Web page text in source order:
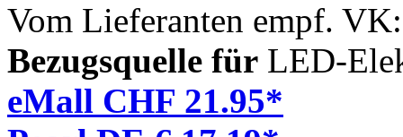
Vom Lieferanten empf.
Bezugsquelle für LED-
eMall CHF 21.95*